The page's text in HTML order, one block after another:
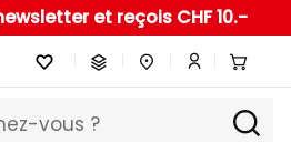
et reçois CHF 10.-